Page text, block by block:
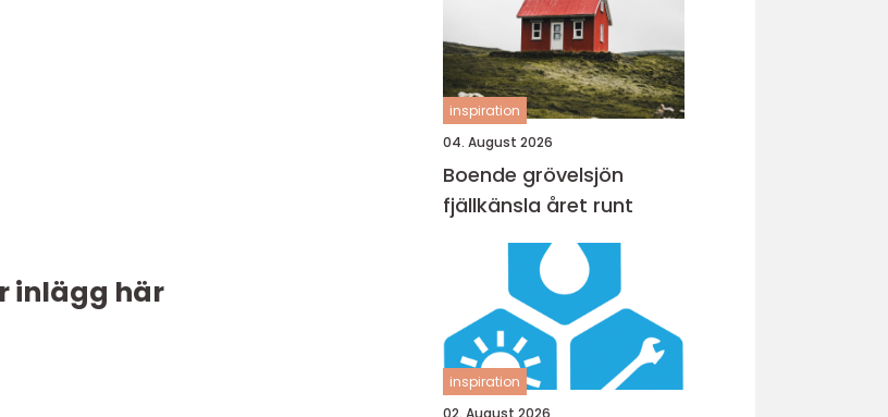
inlägg här
inspiration
04. August 2026
Boende grövelsjön
fjällkänsla året runt
inspiration
02. August 2026